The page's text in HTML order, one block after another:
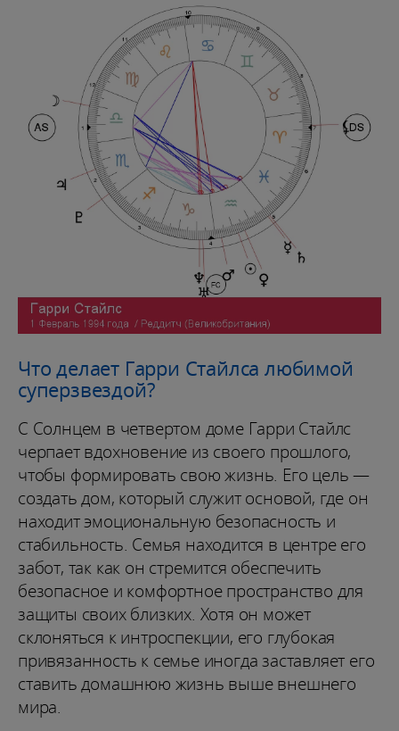
Что делает Гарри Стайлса любимой
суперзвездой?
С Солнцем в четвертом доме Гарри Стайлс
черпает вдохновение из своего прошлого,
чтобы формировать свою жизнь. Его цель —
создать дом, который служит основой, где он
находит эмоциональную безопасность и
стабильность. Семья находится в центре его
забот, так как он стремится обеспечить
безопасное и комфортное пространство для
защиты своих близких. Хотя он может
склоняться к интроспекции, его глубокая
привязанность к семье иногда заставляет его
ставить домашнюю жизнь выше внешнего
мира.